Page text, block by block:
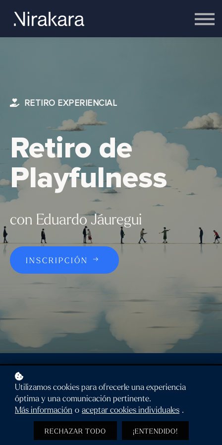
RETIRO EXPERIENCIAL
Retiro de
Playfulness
con Eduardo Jáuregui
INSCRIPCIÓN
2 DIAS
Utilizamos cookies para ofrecerle una experiencia
óptima y una comunicación pertinente.
Más información o aceptar cookies individuales .
RECHAZAR TODO ¡ENTENDIDO!